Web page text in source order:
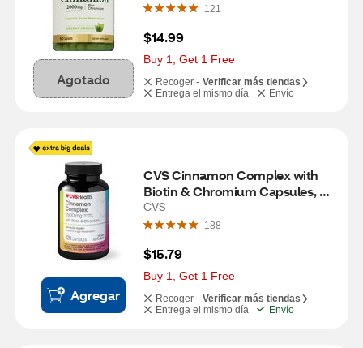
Agotado
121
$14.99
Buy 1, Get 1 Free
Recoger - Verificar más tiendas
Entrega el mismo día
Envío
Agregar
CVS Cinnamon Complex with
Biotin & Chromium Capsules,
120 CT
CVS
188
$15.79
Buy 1, Get 1 Free
Recoger - Verificar más tiendas
Entrega el mismo día
Envío